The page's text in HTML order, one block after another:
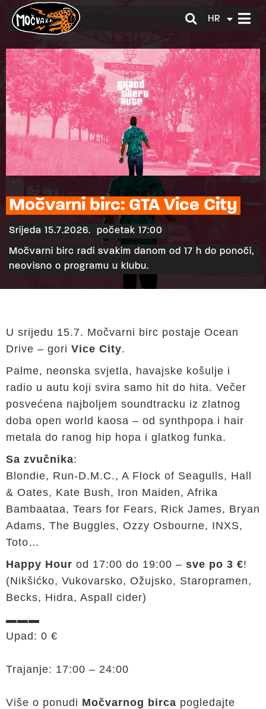
HR
EN
Močvarni birc: GTA Vice City
Srijeda 15.7.2026. početak 17:00
Močvarni birc radi svakim danom od 17 h do ponoći,
neovisno o programu u klubu.
U srijedu 15.7. Močvarni birc postaje Ocean
Drive – gori Vice City.
Palme, neonska svjetla, havajske košulje i
radio u autu koji svira samo hit do hita. Večer
posvećena najboljem soundtracku iz zlatnog
doba open world kaosa – od synthpopa i hair
metala do ranog hip hopa i glatkog funka.
Sa zvučnika:
Blondie, Run-D.M.C., A Flock of Seagulls, Hall
& Oates, Kate Bush, Iron Maiden, Afrika
Bambaataa, Tears for Fears, Rick James, Bryan
Adams, The Buggles, Ozzy Osbourne, INXS,
Toto…
Happy Hour od 17:00 do 19:00 – sve po 3 €!
(Nikšićko, Vukovarsko, Ožujsko, Staropramen,
Becks, Hidra, Aspall cider)
▬▬▬
Upad: 0 €
Trajanje: 17:00 – 24:00
Više o ponudi Močvarnog birca pogledajte